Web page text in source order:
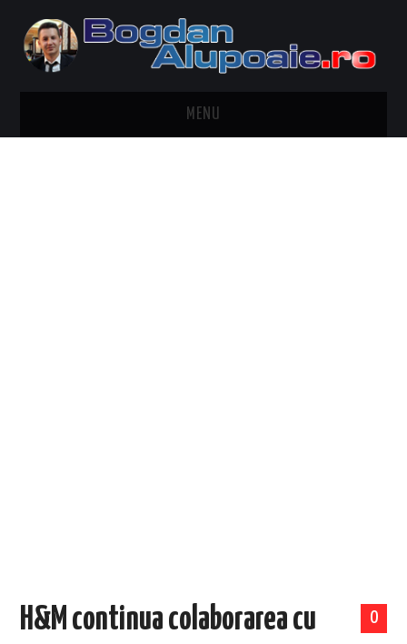
MENU
0
H&M continua colaborarea cu